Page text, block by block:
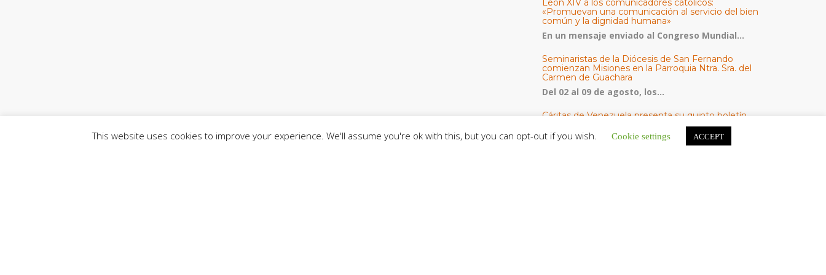
León XIV a los comunicadores católicos:
«Promuevan una comunicación al servicio del bien
común y la dignidad humana»
En un mensaje enviado al Congreso Mundial...
Seminaristas de la Diócesis de San Fernando
comienzan Misiones en la Parroquia Ntra. Sra. del
Carmen de Guachara
Del 02 al 09 de agosto, los...
Cáritas de Venezuela presenta su quinto boletín
sobre la atención a familias tras los terremotos
Cáritas de Venezuela publicó este martes 4...
This website uses cookies to improve your experience. We'll assume you're ok with this, but you can opt-out if you wish. Cookie settings ACCEPT